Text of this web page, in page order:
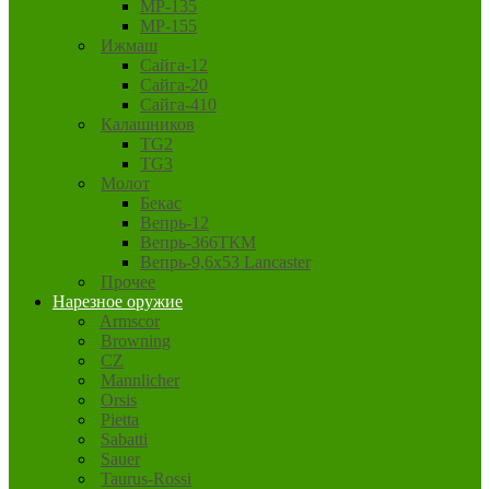
MP-135
MP-155
Ижмаш
Сайга-12
Сайга-20
Сайга-410
Калашников
TG2
TG3
Молот
Бекас
Вепрь-12
Вепрь-366ТКМ
Вепрь-9,6х53 Lancaster
Прочее
Нарезное оружие
Armscor
Browning
CZ
Mannlicher
Orsis
Pietta
Sabatti
Sauer
Taurus-Rossi